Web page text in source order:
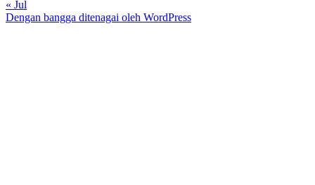
« Jul
Dengan bangga ditenagai oleh WordPress